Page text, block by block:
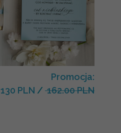
Promocja:
130 PLN / 162.00 PLN